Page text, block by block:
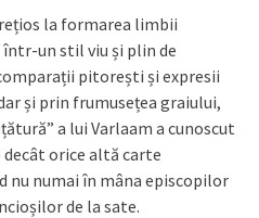
la formarea limbii
un stil viu și plin de
pitorești și expresii
și prin frumusețea graiului,
a lui Varlaam a cunoscut
orice altă carte
nu numai în mâna episcopilor
de la sate.